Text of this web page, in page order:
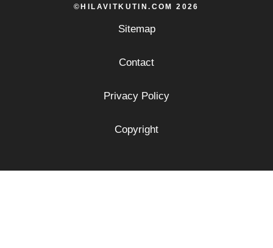
©HILAVITKUTIN.COM 2026
Sitemap
Contact
Privacy Policy
Copyright